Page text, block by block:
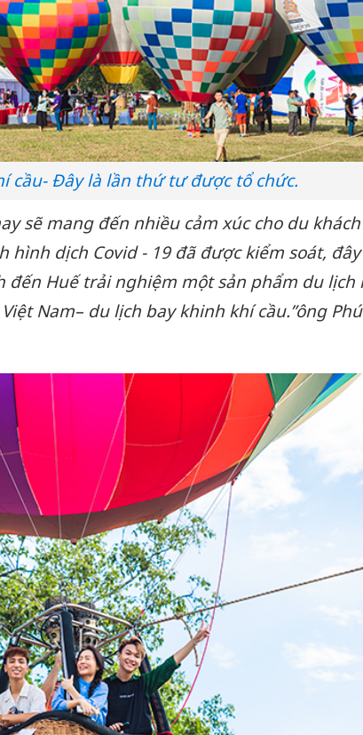
cầu- Đây là lần thứ tư được tổ chức.
sẽ mang đến nhiều cảm xúc cho du khách
dịch Covid - 19 đã được kiểm soát, đây
đến Huế trải nghiệm một sản phẩm du lịch
Nam– du lịch bay khinh khí cầu.”ông